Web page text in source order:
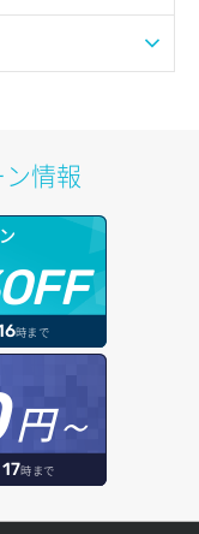
情報
時まで
円～
17時まで